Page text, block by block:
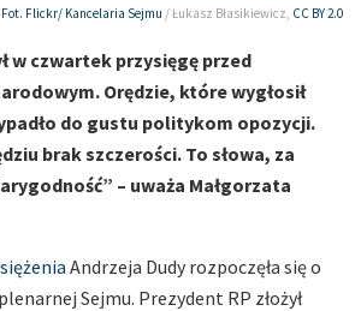
Fot. Flickr/ Kancelaria Sejmu / Łukasz Błasikiewicz, CC BY 2.0
w czwartek przysięgę przed
Orędzie, które wygłosił
do gustu politykom opozycji.
brak szczerości. To słowa, za
– uważa Małgorzata
Andrzeja Dudy rozpoczęła się o
Sejmu. Prezydent RP złożył